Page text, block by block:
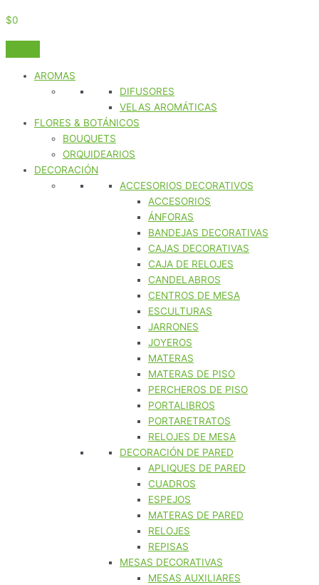
$0
AROMAS
DIFUSORES
VELAS AROMÁTICAS
FLORES & BOTÁNICOS
BOUQUETS
ORQUIDEARIOS
DECORACIÓN
ACCESORIOS DECORATIVOS
ACCESORIOS
ÁNFORAS
BANDEJAS DECORATIVAS
CAJAS DECORATIVAS
CAJA DE RELOJES
CANDELABROS
CENTROS DE MESA
ESCULTURAS
JARRONES
JOYEROS
MATERAS
MATERAS DE PISO
PERCHEROS DE PISO
PORTALIBROS
PORTARETRATOS
RELOJES DE MESA
DECORACIÓN DE PARED
APLIQUES DE PARED
CUADROS
ESPEJOS
MATERAS DE PARED
RELOJES
REPISAS
MESAS DECORATIVAS
MESAS AUXILIARES